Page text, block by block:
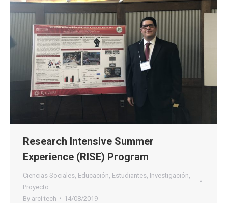
Research Intensive Summer
Experience (RISE) Program
Ciencias Sociales Educación Estudiantes Investigación
Proyecto
By arci tech 14/08/2019